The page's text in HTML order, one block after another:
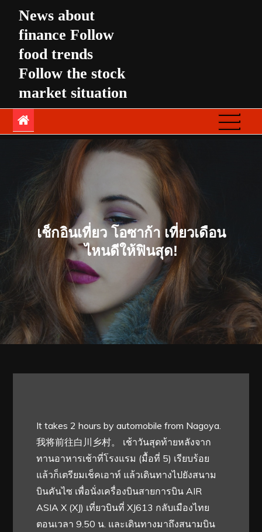
content
News about
finance Follow
food trends
Follow the stock
market situation
เช็กอินเที่ยว โอซาก้า เที่ยวเดือน
ไหนดีให้ฟินสุด!
It takes 2 hours by automobile from Nagoya.
我将前往白川乡村。 เช้าวันสุดท้ายหลังจาก
ทานอาหารเช้าที่โรงแรม (มื้อที่ 5) เรียบร้อย
แล้วก็เตรียมเช็คเอาท์ แล้วเดินทางไปยังสนาม
บินคันไซ เพื่อนั่งเครื่องบินสายการบิน AIR
ASIA X (XJ) เที่ยวบินที่ XJ613 กลับเมืองไทย
ตอนเวลา 9.50 น. และเดินทางมาถึงสนามบิน